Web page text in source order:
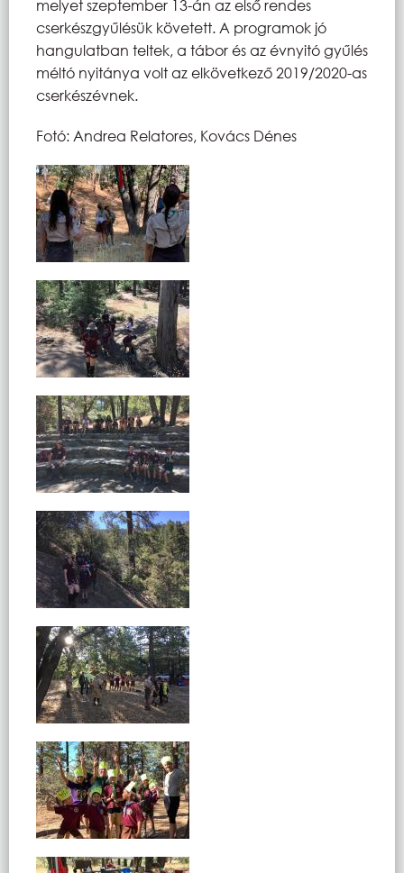
melyet szeptember 13-án az első rendes
cserkészgyűlésük követett. A programok jó
hangulatban teltek, a tábor és az évnyitó gyűlés
méltó nyitánya volt az elkövetkező 2019/2020-as
cserkészévnek.
Fotó: Andrea Relatores, Kovács Dénes